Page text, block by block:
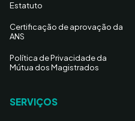
Estatuto
Certificação de aprovação da
ANS
Política de Privacidade da
Mútua dos Magistrados
SERVIÇOS